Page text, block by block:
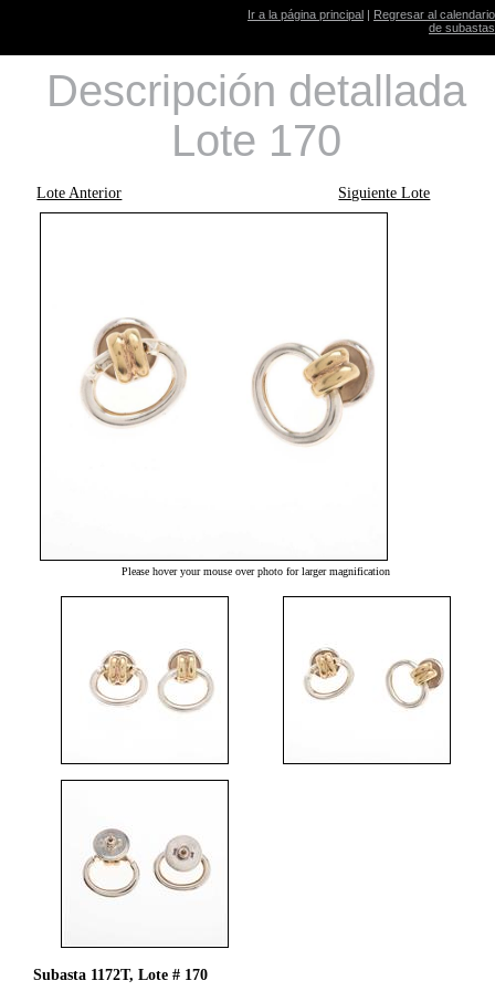
Ir a la página principal | Regresar al calendario
de subastas
Descripción detallada
Lote 170
Lote Anterior Siguiente Lote
Please hover your mouse over photo for larger magnification
Subasta 1172T, Lote # 170